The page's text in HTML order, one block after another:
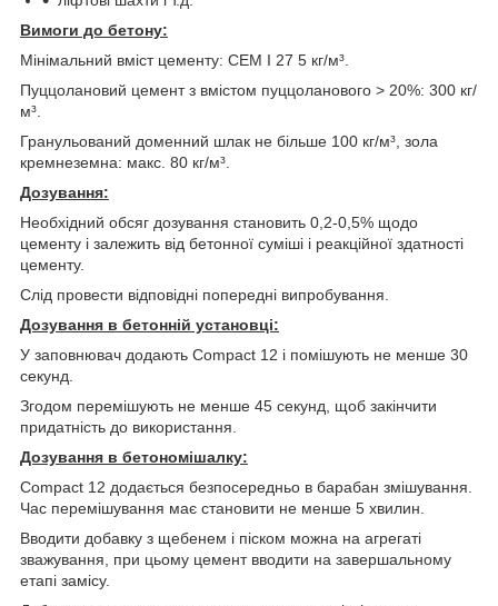
Вимоги до бетону:
Мінімальний вміст цементу: CEM I 27 5 кг/м³.
Пуццолановий цемент з вмістом пуццоланового > 20%: 300 кг/
м³.
Гранульований доменний шлак не більше 100 кг/м³, зола
кремнеземна: макс. 80 кг/м³.
Дозування:
Необхідний обсяг дозування становить 0,2-0,5% щодо
цементу і залежить від бетонної суміші і реакційної здатності
цементу.
Слід провести відповідні попередні випробування.
Дозування в бетонній установці:
У заповнювач додають Compact 12 і помішують не менше 30
секунд.
Згодом перемішують не менше 45 секунд, щоб закінчити
придатність до використання.
Дозування в бетономішалку:
Compact 12 додається безпосередньо в барабан змішування.
Час перемішування має становити не менше 5 хвилин.
Вводити добавку з щебенем і піском можна на агрегаті
зважування, при цьому цемент вводити на завершальному
етапі замісу.